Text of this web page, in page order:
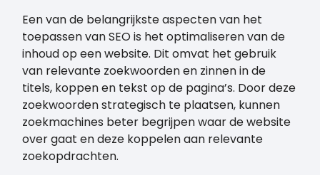
Een van de belangrijkste aspecten van het
toepassen van SEO is het optimaliseren van de
inhoud op een website. Dit omvat het gebruik
van relevante zoekwoorden en zinnen in de
titels, koppen en tekst op de pagina’s. Door deze
zoekwoorden strategisch te plaatsen, kunnen
zoekmachines beter begrijpen waar de website
over gaat en deze koppelen aan relevante
zoekopdrachten.